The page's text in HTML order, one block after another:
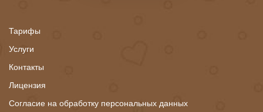
Тарифы
Услуги
Контакты
Лицензия
Согласие на обработку персональных данных